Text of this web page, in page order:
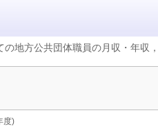
地方公共団体職員の月収・年収
度)